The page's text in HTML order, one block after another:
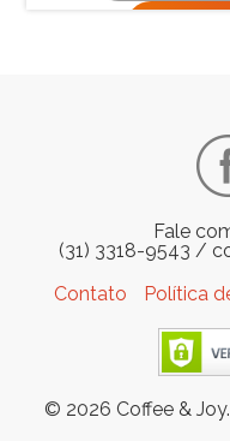
Fale
(31) 3318-9543 /
Contato
Política
© 2026 Coffee &